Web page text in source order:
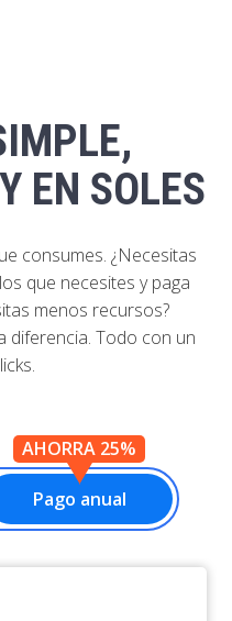
EN SOLES
consumes. ¿Necesitas
que necesites y paga
menos recursos?
diferencia. Todo con un
Pago anual
AHORRA 25%